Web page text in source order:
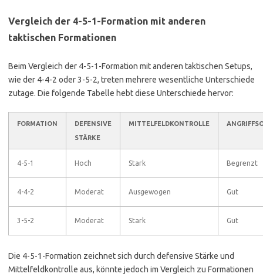
Vergleich der 4-5-1-Formation mit anderen
taktischen Formationen
Beim Vergleich der 4-5-1-Formation mit anderen taktischen Setups,
wie der 4-4-2 oder 3-5-2, treten mehrere wesentliche Unterschiede
zutage. Die folgende Tabelle hebt diese Unterschiede hervor:
FORMATION
DEFENSIVE
STÄRKE
MITTELFELDKONTROLLE
4-5-1 Hoch Stark Begrenzt
4-4-2 Moderat Ausgewogen Gut
3-5-2 Moderat Stark Gut
Die 4-5-1-Formation zeichnet sich durch defensive Stärke und
Mittelfeldkontrolle aus, könnte jedoch im Vergleich zu Formationen